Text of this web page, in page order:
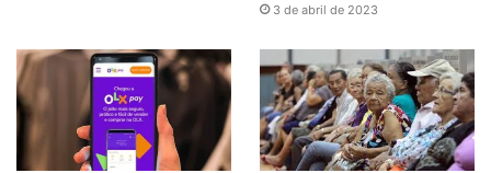
3 de abril de 2023